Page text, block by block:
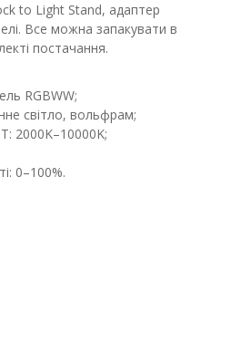
to Light Stand, адаптер
Все можна запакувати в
постачання.
RGBWW;
світло, вольфрам;
2000K–10000K;
0–100%.